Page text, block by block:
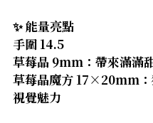
【智慧類水晶】
【人緣類水晶】
【8-10mm 珠徑】
✨ 能量亮點
手圍 14.5
草莓晶 9mm：帶來滿滿
草莓晶魔方 17×20mm：
視覺魅力